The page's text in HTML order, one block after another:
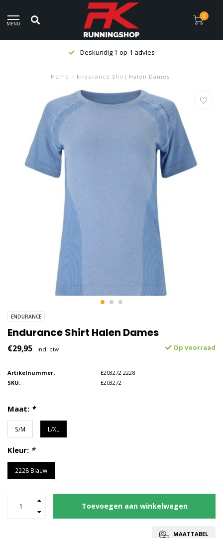
MENU
0
Deskundig 1-op-1 advies
Home / Endurance Shirt Halen Dames
ENDURANCE
Endurance Shirt Halen Dames
€29,95 Incl. btw Op voorraad
Artikelnummer:
E203272 2228
SKU:
E203272
Maat: *
S/M L/XL
Kleur: *
2228 Blauw
Toevoegen aan winkelwagen
MAATTABEL